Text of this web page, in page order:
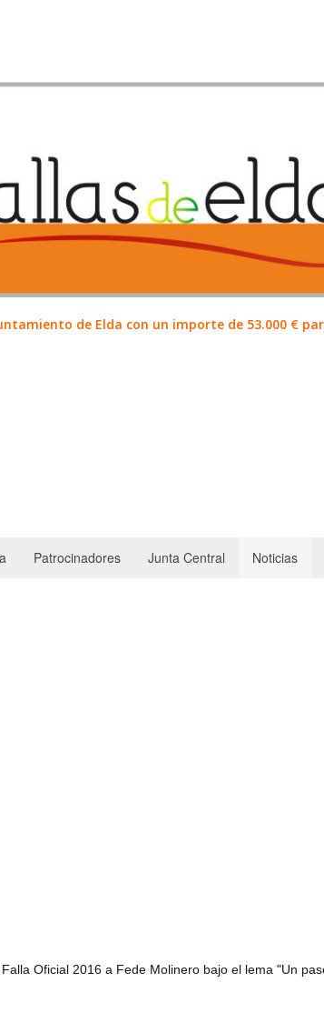
de Elda con un importe de 53.000 €
Patrocinadores Junta Central Noticias
Oficial 2016 a Fede Molinero bajo el lema "Un